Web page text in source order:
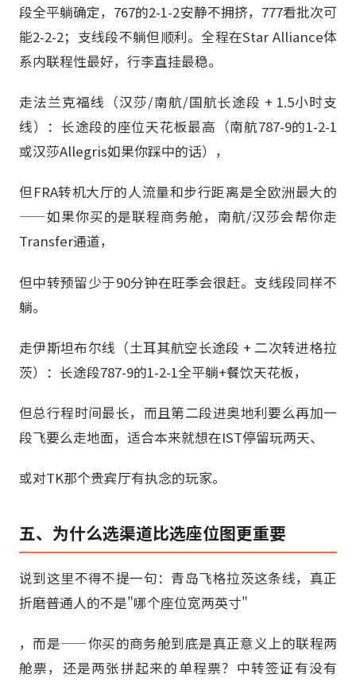
段全平躺确定，767的2-1-2安静不拥挤，777看批次可
能2-2-2；支线段不躺但顺利。全程在Star Alliance体
系内联程性最好，行李直挂最稳。
走法兰克福线（汉莎/南航/国航长途段 + 1.5小时支
线）：长途段的座位天花板最高（南航787-9的1-2-1
或汉莎Allegris如果你踩中的话），
但FRA转机大厅的人流量和步行距离是全欧洲最大的
——如果你买的是联程商务舱，南航/汉莎会帮你走
Transfer通道，
但中转预留少于90分钟在旺季会很赶。支线段同样不
躺。
走伊斯坦布尔线（土耳其航空长途段 + 二次转进格拉
茨）：长途段787-9的1-2-1全平躺+餐饮天花板，
但总行程时间最长，而且第二段进奥地利要么再加一
段飞要么走地面，适合本来就想在IST停留玩两天、
或对TK那个贵宾厅有执念的玩家。
五、为什么选渠道比选座位图更重要
说到这里不得不提一句：青岛飞格拉茨这条线，真正
折磨普通人的不是"哪个座位宽两英寸"
，而是——你买的商务舱到底是真正意义上的联程两
舱票，还是两张拼起来的单程票？中转签证有没有